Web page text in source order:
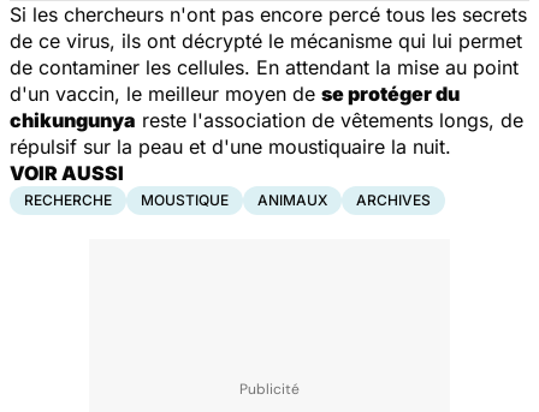
Si les chercheurs n'ont pas encore percé tous les secrets
de ce virus, ils ont décrypté le mécanisme qui lui permet
de contaminer les cellules. En attendant la mise au point
d'un vaccin, le meilleur moyen de se protéger du
chikungunya reste l'association de vêtements longs, de
répulsif sur la peau et d'une moustiquaire la nuit.
VOIR AUSSI
RECHERCHE MOUSTIQUE ANIMAUX ARCHIVES